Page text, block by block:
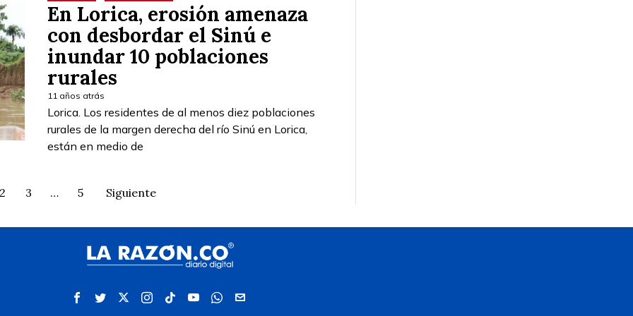
En Lorica, erosión amenaza
con desbordar el Sinú e
inundar 10 poblaciones
rurales
11 años atrás
Lorica. Los residentes de al menos diez poblaciones
rurales de la margen derecha del río Sinú en Lorica,
están en medio de
3 … 5 Siguiente